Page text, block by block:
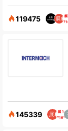
119475
145339